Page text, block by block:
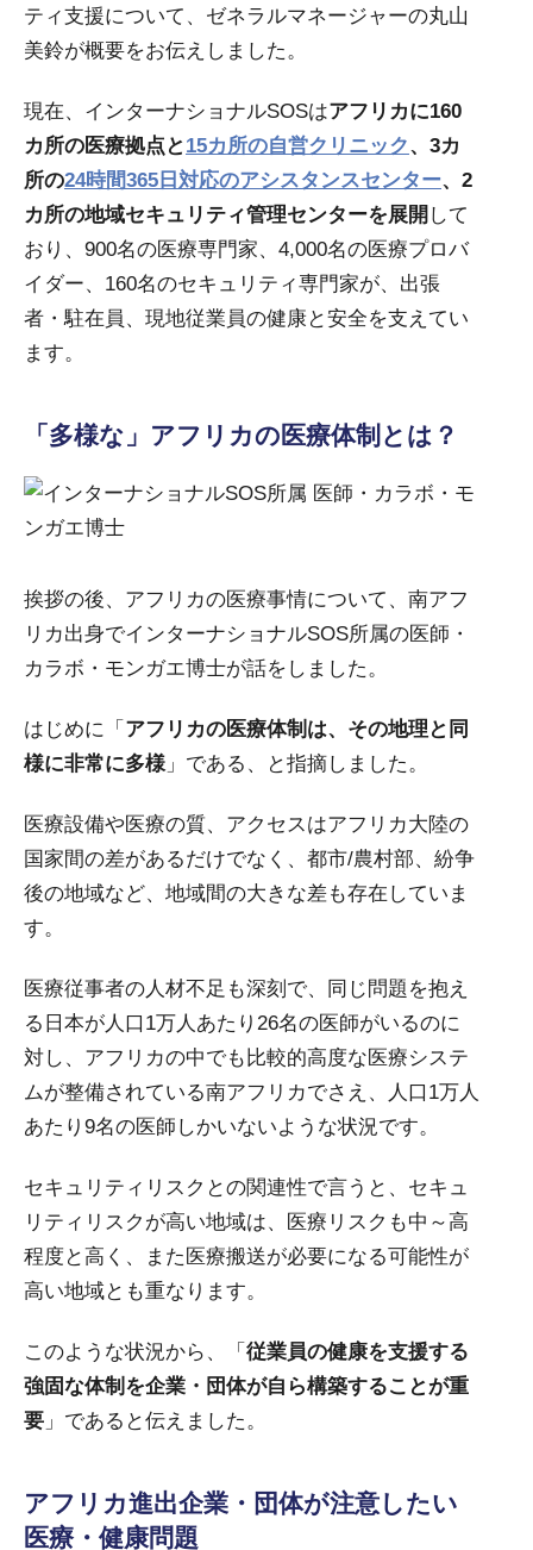
ティ支援について、ゼネラルマネージャーの丸山
美鈴が概要をお伝えしました。
現在、インターナショナルSOSはアフリカに160
カ所の医療拠点と 15カ所の自営クリニック、3カ
所の24時間365日対応のアシスタンスセンター、2
カ所の地域セキュリティ管理センターを展開 して
おり、900名の医療専門家、4,000名の医療プロバ
イダー、160名のセキュリティ専門家が、出張
者・駐在員、現地従業員の健康と安全を支えてい
ます。
「多様な」アフリカの医療体制とは？
挨拶の後、アフリカの医療事情について、南アフ
リカ出身でインターナショナルSOS所属の医師・
カラボ・モンガエ博士が話をしました。
はじめに「 アフリカの医療体制は、その地理と同
様に非常に多様 」である、と指摘しました。
医療設備や医療の質、アクセスはアフリカ大陸の
国家間の差があるだけでなく、都市/農村部、紛争
後の地域など、地域間の大きな差も存在していま
す。
医療従事者の人材不足も深刻で、同じ問題を抱え
る日本が人口1万人あたり26名の医師がいるのに
対し、アフリカの中でも比較的高度な医療システ
ムが整備されている南アフリカでさえ、人口1万人
あたり9名の医師しかいないような状況です。
セキュリティリスクとの関連性で言うと、セキュ
リティリスクが高い地域は、医療リスクも中～高
程度と高く、また医療搬送が必要になる可能性が
高い地域とも重なります。
このような状況から、「 従業員の健康を支援する
強固な体制を企業・団体が自ら構築することが重
要 」であると伝えました。
アフリカ進出企業・団体が注意したい
医療・健康問題